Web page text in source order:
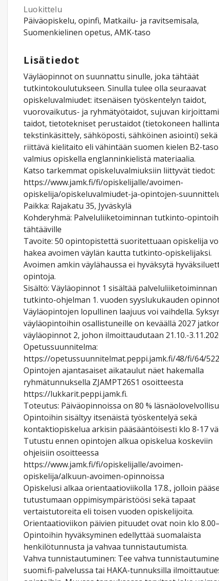
Luokittelu
Päiväopiskelu, opinfi, Matkailu- ja ravitsemisala,
Suomenkielinen opetus, AMK-taso
Lisätiedot
Väyläopinnot on suunnattu sinulle, joka tähtäät
tutkintokoulutukseen. Sinulla tulee olla seuraavat
opiskeluvalmiudet: itsenäisen työskentelyn taidot,
vuorovaikutus- ja ryhmätyötaidot, sujuvan
taidot, tietotekniset perustaidot (tietokoneen
tekstinkäsittely, sähköposti, sähköinen asiointi) sekä
riittävä kielitaito eli vähintään suomen kielen B2-
valmius opiskella englanninkielistä materiaalia.
Katso tarkemmat opiskeluvalmiuksiin liittyvät tiedot:
https://www.jamk.fi/fi/opiskelijalle/avoimen-
opiskelija/opiskeluvalmiudet-ja-opintojen-
Paikka: Rajakatu 35, Jyväskylä
Kohderyhmä: Palveluliiketoiminnan tutkinto-
tähtääville
Tavoite: 50 opintopistettä suoritettuaan opiskelija
hakea avoimen väylän kautta tutkinto-opiskelijaksi.
Avoimen amkin väylähaussa ei hyväksytä
opintoja.
Sisältö: Väyläopinnot 1 sisältää palveluliiketoiminnan
tutkinto-ohjelman 1. vuoden syyslukukauden
Väyläopintojen lopullinen laajuus voi vaihdella.
väyläopintoihin osallistuneille on keväällä 2027
väyläopinnot 2, johon ilmoittaudutaan 21.10.-
Opetussuunnitelma:
https://opetussuunnitelmat.peppi.jamk.fi/48/fi/64/
Opintojen ajantasaiset aikataulut näet hakemalla
ryhmätunnuksella ZJAMPT26S1 osoitteesta
https://lukkarit.peppi.jamk.fi.
Toteutus: Päiväopinnoissa on 80 %
Opintoihin sisältyy itsenäistä työskentelyä sekä
kontaktiopiskelua arkisin pääsääntöisesti klo 8-17
Tutustu ennen opintojen alkua opiskelua koskeviin
ohjeisiin osoitteessa
https://www.jamk.fi/fi/opiskelijalle/avoimen-
opiskelija/alkuun-avoimen-opinnoissa
Opiskelusi alkaa orientaatioviikolla 17.8., jolloin
tutustumaan oppimisympäristöösi sekä tapaat
vertaistutoreita eli toisen vuoden opiskelijoita.
Orientaatioviikon päivien pituudet ovat noin klo
Opintoihin hyväksyminen edellyttää suomalaista
henkilötunnusta ja vahvaa tunnistautumista.
Vahva tunnistautuminen: Tee vahva
suomi.fi-palvelussa tai HAKA-tunnuksilla